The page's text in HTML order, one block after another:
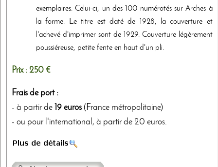
exemplaires. Celui-ci, un des 100 numérotés sur Arches à
la forme. Le titre est daté de 1928, la couverture et
l'achevé d'imprimer sont de 1929. Couverture légèrement
poussiéreuse, petite fente en haut d'un pli.
Prix : 250 €
Frais de port :
- à partir de 19 euros (France métropolitaine)
- ou pour l'international, à partir de 20 euros.